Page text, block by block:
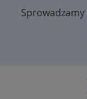
Sprowadzamy